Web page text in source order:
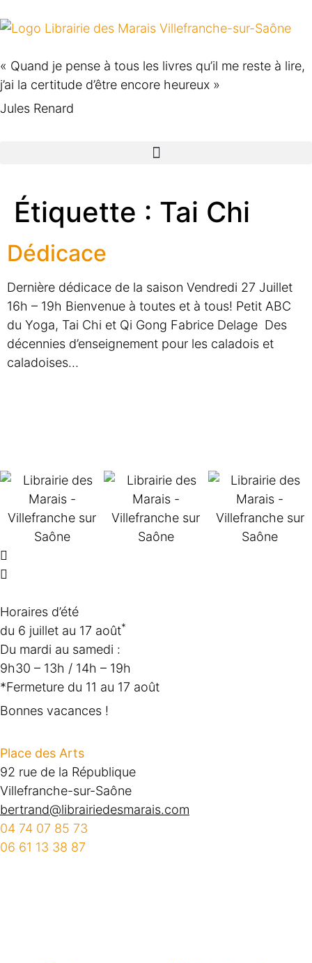
« Quand je pense à tous les livres qu’il me reste à lire,
j’ai la certitude d’être encore heureux »
Jules Renard
Étiquette : Tai Chi
Dédicace
Dernière dédicace de la saison Vendredi 27 Juillet
16h – 19h Bienvenue à toutes et à tous! Petit ABC
du Yoga, Tai Chi et Qi Gong Fabrice Delage Des
décennies d’enseignement pour les caladois et
caladoises…
Horaires d’été
du 6 juillet au 17 août*
Du mardi au samedi :
9h30 – 13h / 14h – 19h
*Fermeture du 11 au 17 août
Bonnes vacances !
Place des Arts
92 rue de la République
Villefranche-sur-Saône
bertrand@librairiedesmarais.com
04 74 07 85 73
06 61 13 38 87